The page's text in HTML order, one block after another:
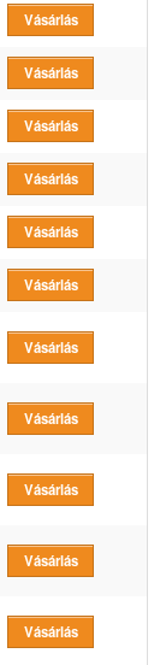
Vásárlás
Vásárlás
Vásárlás
Vásárlás
Vásárlás
Vásárlás
Vásárlás
Vásárlás
Vásárlás
Vásárlás
Vásárlás